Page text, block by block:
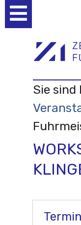
Werkzeuge
Sie sind